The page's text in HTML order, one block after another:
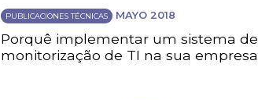
PUBLICACIONES TÉCNICAS MAYO 2018
Porquê implementar um sistema de
monitorização de TI na sua empresa